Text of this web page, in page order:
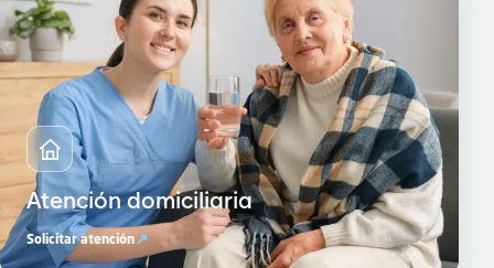
Atención domiciliaria
Solicitar atención↗